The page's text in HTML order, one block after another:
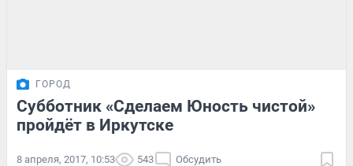
ГОРОД
Субботник «Сделаем Юность чистой»
пройдёт в Иркутске
8 апреля, 2017, 10:53 543 Обсудить